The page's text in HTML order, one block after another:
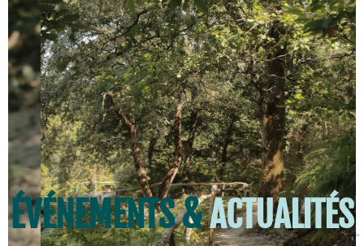
ÉVÉNEMENTS &ACTUALITÉS